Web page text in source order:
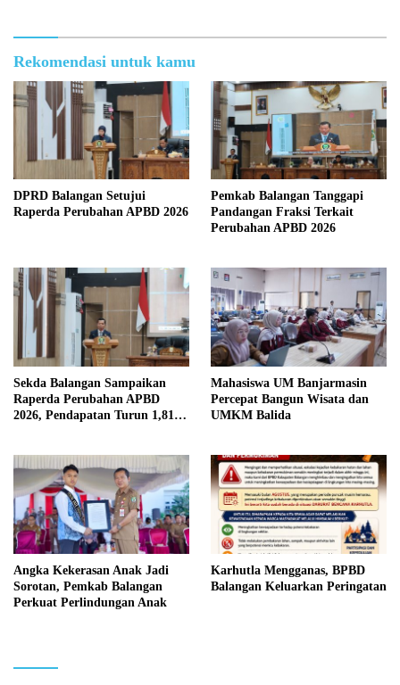
Rekomendasi untuk kamu
DPRD Balangan Setujui
Raperda Perubahan APBD 2026
Pemkab Balangan Tanggapi
Pandangan Fraksi Terkait
Perubahan APBD 2026
Sekda Balangan Sampaikan
Raperda Perubahan APBD
2026, Pendapatan Turun 1,81
Mahasiswa UM Banjarmasin
Percepat Bangun Wisata dan
UMKM Balida
Angka Kekerasan Anak Jadi
Sorotan, Pemkab Balangan
Perkuat Perlindungan Anak
Karhutla Mengganas, BPBD
Balangan Keluarkan Peringatan